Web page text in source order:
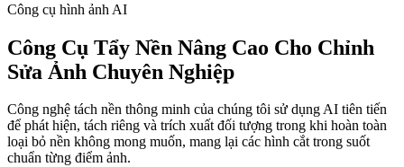
Công cụ hình ảnh AI
Công Cụ Tẩy Nền Nâng Cao Cho Chỉnh
Sửa Ảnh Chuyên Nghiệp
Công nghệ tách nền thông minh của chúng tôi sử dụng AI tiên tiến
để phát hiện, tách riêng và trích xuất đối tượng trong khi hoàn toàn
loại bỏ nền không mong muốn, mang lại các hình cắt trong suốt
chuẩn từng điểm ảnh.